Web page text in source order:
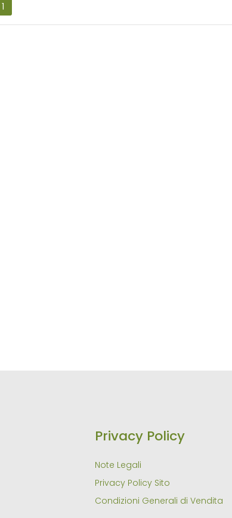
1
Privacy Policy
Note Legali
Privacy Policy Sito
Condizioni Generali di Vendita